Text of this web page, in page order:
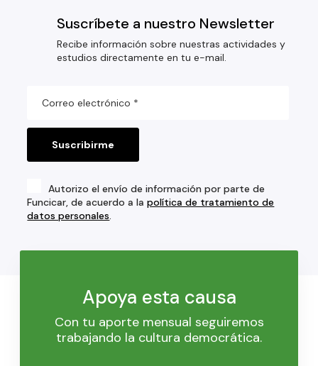
Suscríbete a nuestro Newsletter
Recibe información sobre nuestras actividades y
estudios directamente en tu e-mail.
Autorizo el envío de información por parte de
Funcicar, de acuerdo a lapolítica de tratamiento de
datos personales.
Apoya esta causa
Con tu aporte mensual seguiremos
trabajando la cultura democrática.